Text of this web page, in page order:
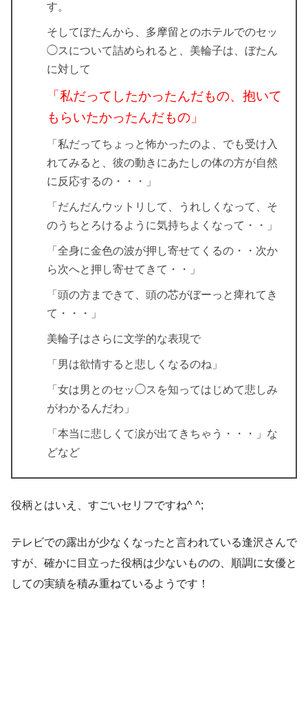
す。
そしてぼたんから、多摩留とのホテルでのセッ
◯スについて詰められると、美輪子は、ぼたん
に対して
「私だってしたかったんだもの、抱いて
もらいたかったんだもの」
「私だってちょっと怖かったのよ、でも受け入
れてみると、彼の動きにあたしの体の方が自然
に反応するの・・・」
「だんだんウットリして、うれしくなって、そ
のうちとろけるように気持ちよくなって・・」
「全身に金色の波が押し寄せてくるの・・次か
ら次へと押し寄せてきて・・」
「頭の方まできて、頭の芯がぼーっと痺れてき
て・・・」
美輪子はさらに文学的な表現で
「男は欲情すると悲しくなるのね」
「女は男とのセッ◯スを知ってはじめて悲しみ
がわかるんだわ」
「本当に悲しくて涙が出てきちゃう・・・」な
どなど
役柄とはいえ、すごいセリフですね^ ^;
テレビでの露出が少なくなったと言われている逢沢さんで
すが、確かに目立った役柄は少ないものの、順調に女優と
しての実績を積み重ねているようです！